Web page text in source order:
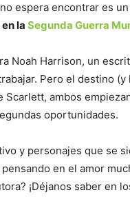
espera encontrar es
la Segunda Guerra
Noah Harrison, un
Pero el destino
ambos
oportunidades.
y personajes que se
en el amor
¡Déjanos saber en